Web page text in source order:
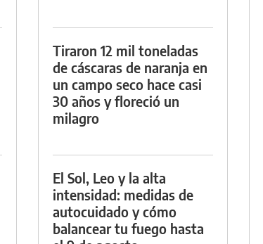
Tiraron 12 mil toneladas
de cáscaras de naranja en
un campo seco hace casi
30 años y floreció un
milagro
El Sol, Leo y la alta
intensidad: medidas de
autocuidado y cómo
balancear tu fuego hasta